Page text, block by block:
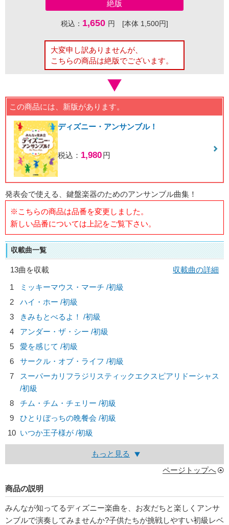
絶版
税込： 1,650 円 [本体 1,500円]
大変申し訳ありませんが、
こちらの商品は絶版でございます。
この商品には、新版があります。
ディズニー・アンサンブル！
税込： 1,980円
発表会で使える、鍵盤楽器のためのアンサンブル曲集！
※こちらの商品は品番を変更しました。
新しい品番については上記をご覧下さい。
収載曲一覧
13曲を収載
収載曲の詳細
1
ミッキーマウス・マーチ /初級
2
ハイ・ホー /初級
3
きみもとべるよ！ /初級
4
アンダー・ザ・シー /初級
5
愛を感じて /初級
6
サークル・オブ・ライフ /初級
7
スーパーカリフラジリスティックエクスピアリドーシャス
/初級
8
チム・チム・チェリー /初級
9
ひとりぼっちの晩餐会 /初級
10 いつか王子様が /初級
もっと見る
ページトップへ
商品の説明
みんなが知ってるディズニー楽曲を、お友だちと楽しくアンサ
ンブルで演奏してみませんか?子供たちが挑戦しやすい初級レベ